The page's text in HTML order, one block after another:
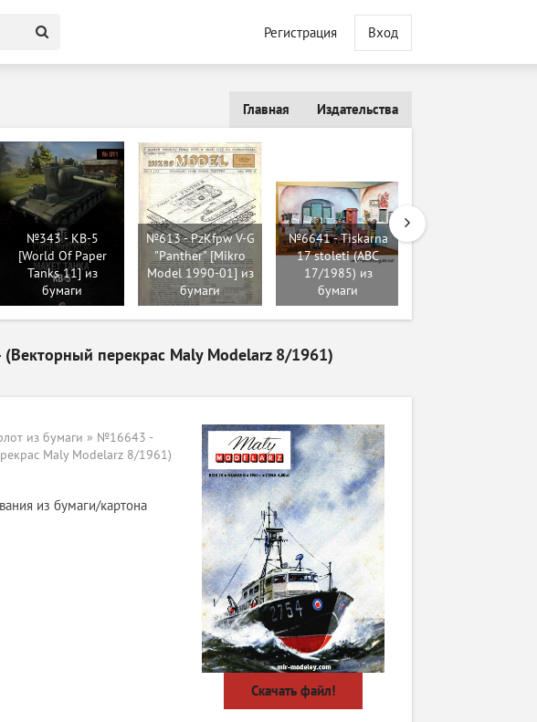
Регистрация Вход
Издательства
Главная
№343 - КВ-5
[World Of Paper
Tanks 11] из
бумаги
№613 - PzKfpw V-G
"Panther" [Mikro
Model 1990-01] из
бумаги
№6641 - Tiskarna
17 stoleti (ABC
17/1985) из
бумаги
перекрас Maly Modelarz 8/1961)
из бумаги » №16643 -
Maly Modelarz 8/1961)
из бумаги/картона
Скачать файл!